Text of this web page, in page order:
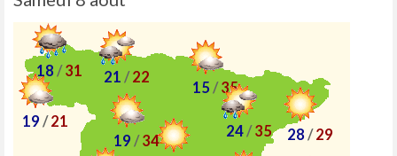
28 / 29
15 / 35
19 / 21
24/ 35
18 / 31
19 / 34
21 / 22